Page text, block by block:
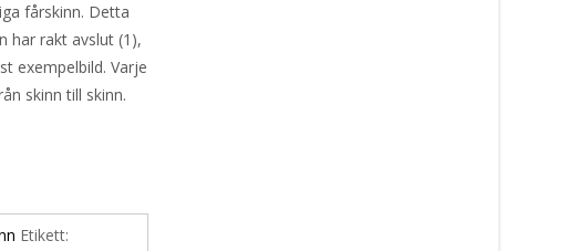
fårskinn. Detta
har rakt avslut (1),
exempelbild. Varje
skinn till skinn.
Etikett: